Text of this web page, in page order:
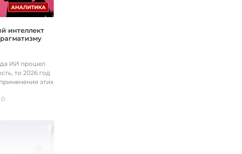
АНАЛИТИКА
интеллект
ИИ прошел
то 2026 год
этих
0